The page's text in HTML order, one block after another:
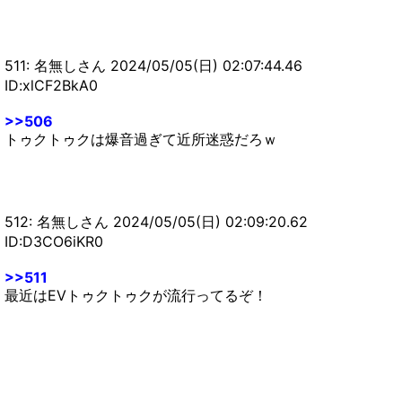
511: 名無しさん 2024/05/05(日) 02:07:44.46
ID:xlCF2BkA0
>>506
トゥクトゥクは爆音過ぎて近所迷惑だろｗ
512: 名無しさん 2024/05/05(日) 02:09:20.62
ID:D3CO6iKR0
>>511
最近はEVトゥクトゥクが流行ってるぞ！